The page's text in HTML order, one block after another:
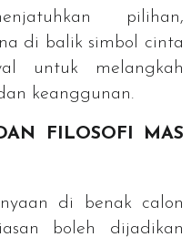
pilihan,
di balik simbol cinta
untuk melangkah
keanggunan.
FILOSOFI MAS
di benak calon
boleh dijadikan